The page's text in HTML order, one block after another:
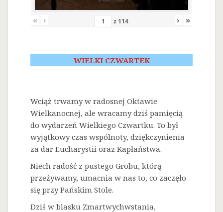
« ‹ z 114 › »
WIELKI CZWARTEK
Wciąż trwamy w radosnej Oktawie
Wielkanocnej, ale wracamy dziś pamięcią
do wydarzeń Wielkiego Czwartku. To był
wyjątkowy czas wspólnoty, dziękczynienia
za dar Eucharystii oraz Kapłaństwa.
Niech radość z pustego Grobu, którą
przeżywamy, umacnia w nas to, co zaczęło
się przy Pańskim Stole.
Dziś w blasku Zmartwychwstania,